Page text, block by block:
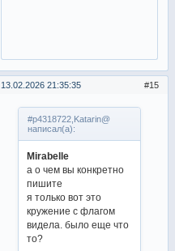
15
13.02.2026 21:35:35
#p4318722,Katarin@
написал(а):
Mirabelle
а о чем вы конкретно
пишите
я только вот это
кружение с флагом
видела. было еще что
то?